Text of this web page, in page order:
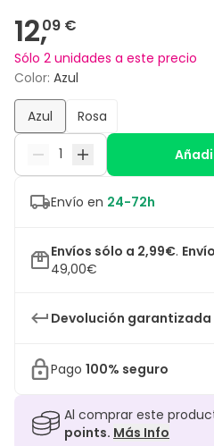
12,09 €
Sólo 2 unidades a este precio
Color: Azul
Azul Rosa
Envío en 24-72h
Envíos sólo a 2,99€.
49,00€
Devolución garantizada
Pago 100% seguro
Al comprar este
points. Más Info